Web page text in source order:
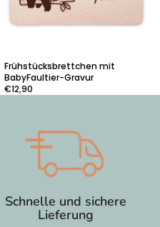
Frühstücksbrettchen mit
BabyFaultier-Gravur
€12,90
Schnelle und sichere
Lieferung